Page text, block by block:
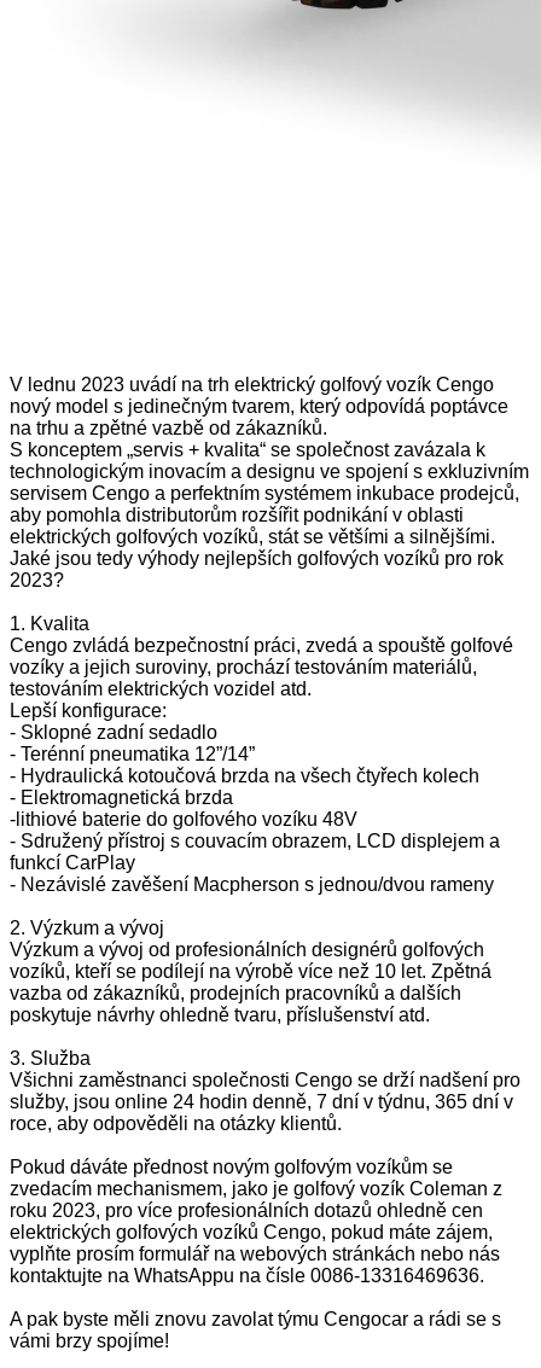
V lednu 2023 uvádí na trh elektrický golfový vozík Cengo
nový model s jedinečným tvarem, který odpovídá poptávce
na trhu a zpětné vazbě od zákazníků.
S konceptem „servis + kvalita“ se společnost zavázala k
technologickým inovacím a designu ve spojení s exkluzivním
servisem Cengo a perfektním systémem inkubace prodejců,
aby pomohla distributorům rozšířit podnikání v oblasti
elektrických golfových vozíků, stát se většími a silnějšími.
Jaké jsou tedy výhody nejlepších golfových vozíků pro rok
2023?
1. Kvalita
Cengo zvládá bezpečnostní práci, zvedá a spouště golfové
vozíky a jejich suroviny, prochází testováním materiálů,
testováním elektrických vozidel atd.
Lepší konfigurace:
- Sklopné zadní sedadlo
- Terénní pneumatika 12”/14”
- Hydraulická kotoučová brzda na všech čtyřech kolech
- Elektromagnetická brzda
-lithiové baterie do golfového vozíku 48V
- Sdružený přístroj s couvacím obrazem, LCD displejem a
funkcí CarPlay
- Nezávislé zavěšení Macpherson s jednou/dvou rameny
2. Výzkum a vývoj
Výzkum a vývoj od profesionálních designérů golfových
vozíků, kteří se podílejí na výrobě více než 10 let. Zpětná
vazba od zákazníků, prodejních pracovníků a dalších
poskytuje návrhy ohledně tvaru, příslušenství atd.
3. Služba
Všichni zaměstnanci společnosti Cengo se drží nadšení pro
služby, jsou online 24 hodin denně, 7 dní v týdnu, 365 dní v
roce, aby odpověděli na otázky klientů.
Pokud dáváte přednost novým golfovým vozíkům se
zvedacím mechanismem, jako je golfový vozík Coleman z
roku 2023, pro více profesionálních dotazů ohledně cen
elektrických golfových vozíků Cengo, pokud máte zájem,
vyplňte prosím formulář na webových stránkách nebo nás
kontaktujte na WhatsAppu na čísle 0086-13316469636.
A pak byste měli znovu zavolat týmu Cengocar a rádi se s
vámi brzy spojíme!